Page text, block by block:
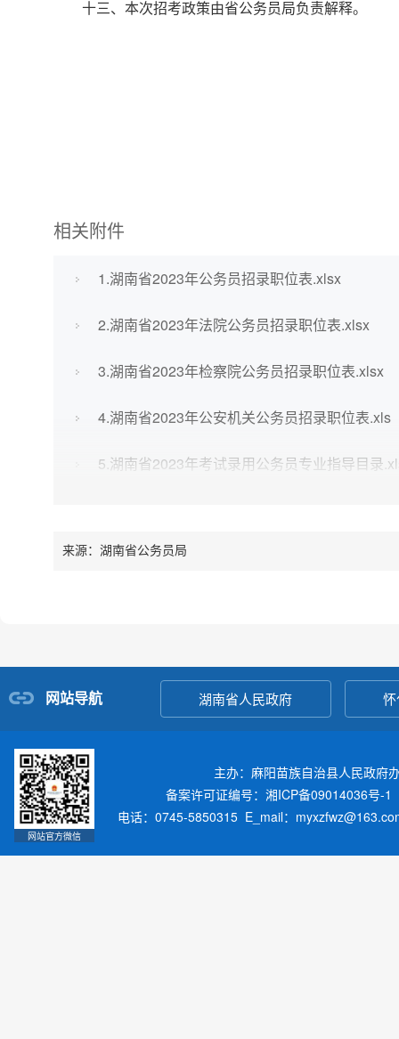
十三、本次招考政策由省公务员局负责解释。
相关附件
1.湖南省2023年公务员招录职位表.xlsx
2.湖南省2023年法院公务员招录职位表.xlsx
3.湖南省2023年检察院公务员招录职位表.xlsx
4.湖南省2023年公安机关公务员招录职位表.xls
5.湖南省2023年考试录用公务员专业指导目录
7.湖南省2023年考试录用公务员考试大纲.docx
来源：湖南省公务员局
网站导航 湖南省人民政府
网站官方微信
主办：麻阳苗族自治县人民政
备案许可证编号：湘ICP备09014036号-1
电话：0745-5850315 E_mail：